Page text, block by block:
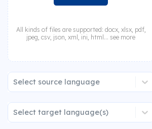
All kinds of files are supported: docx, xlsx, pdf,
jpeg, csv, json, xml, ini, html... see more
Select source language
Select target language(s)